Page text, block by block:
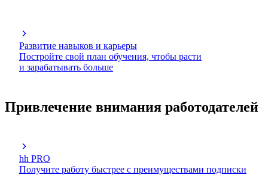
Развитие навыков и карьеры
Постройте свой план обучения, чтобы расти
и зарабатывать больше
Привлечение внимания работодателей
hh PRO
Получите работу быстрее с преимуществами подписки